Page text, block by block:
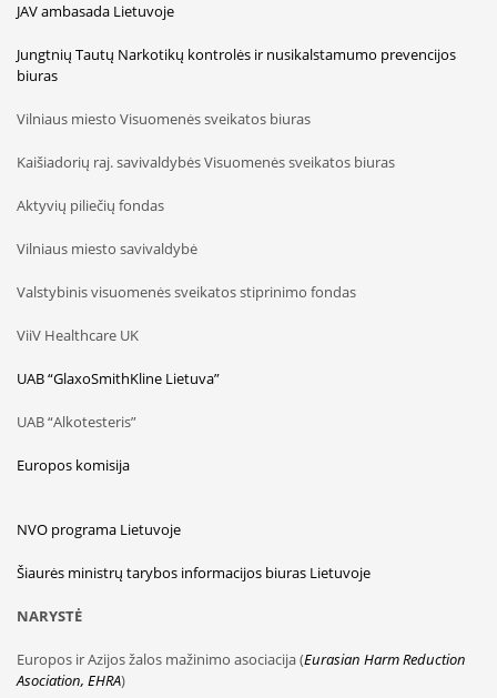
JAV ambasada Lietuvoje
Jungtnių Tautų Narkotikų kontrolės ir nusikalstamumo prevencijos
biuras
Vilniaus miesto Visuomenės sveikatos biuras
Kaišiadorių raj. savivaldybės Visuomenės sveikatos biuras
Aktyvių piliečių fondas
Vilniaus miesto savivaldybė
Valstybinis visuomenės sveikatos stiprinimo fondas
ViiV Healthcare UK
UAB “GlaxoSmithKline Lietuva”
UAB “Alkotesteris”
Europos komisija
NVO programa Lietuvoje
Šiaurės ministrų tarybos informacijos biuras Lietuvoje
NARYSTĖ
Europos ir Azijos žalos mažinimo asociacija (Eurasian Harm Reduction
Asociation, EHRA)